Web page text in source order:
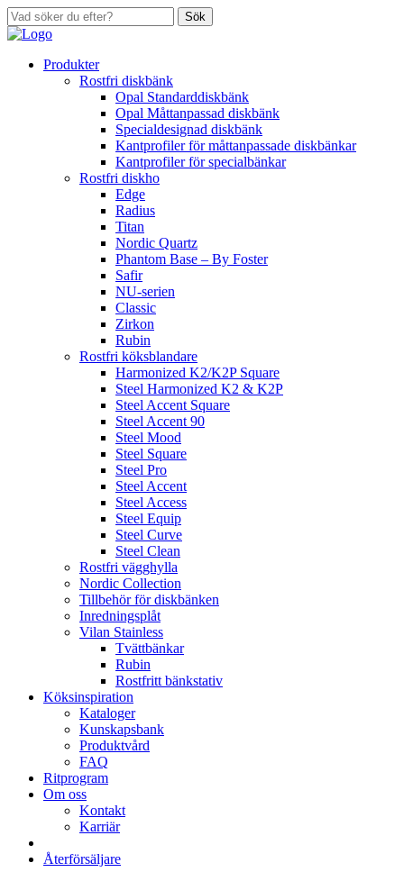
Sök
Produkter
Rostfri diskbänk
Opal Standarddiskbänk
Opal Måttanpassad diskbänk
Specialdesignad diskbänk
Kantprofiler för måttanpassade diskbänkar
Kantprofiler för specialbänkar
Rostfri diskho
Edge
Radius
Titan
Nordic Quartz
Phantom Base – By Foster
Safir
NU-serien
Classic
Zirkon
Rubin
Rostfri köksblandare
Harmonized K2/K2P Square
Steel Harmonized K2 & K2P
Steel Accent Square
Steel Accent 90
Steel Mood
Steel Square
Steel Pro
Steel Accent
Steel Access
Steel Equip
Steel Curve
Steel Clean
Rostfri vägghylla
Nordic Collection
Tillbehör för diskbänken
Inredningsplåt
Vilan Stainless
Tvättbänkar
Rubin
Rostfritt bänkstativ
Köksinspiration
Kataloger
Kunskapsbank
Produktvård
FAQ
Ritprogram
Om oss
Kontakt
Karriär
Återförsäljare